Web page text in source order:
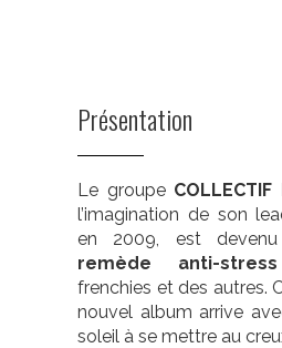
Présentation
Le groupe COLLECTIF
l’imagination de son
en 2009, est
remède anti-stress
frenchies et des autres.
nouvel album arrive
soleil à se mettre au